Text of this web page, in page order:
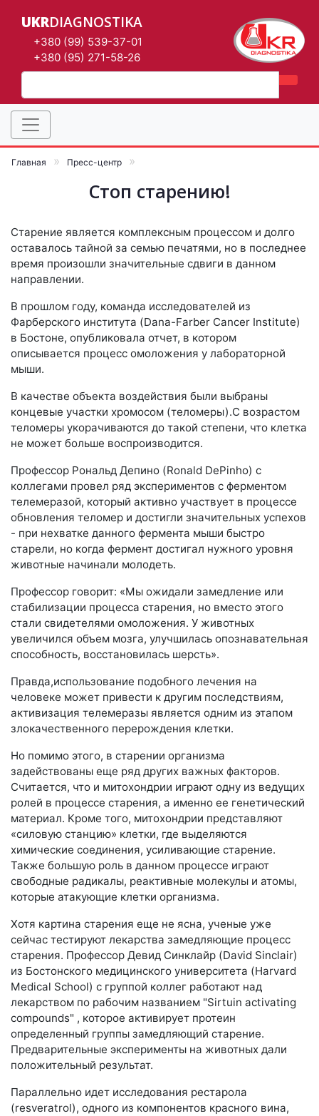
UKRDIAGNOSTIKA
+380 (99) 539-37-01
+380 (95) 271-58-26
Главная Пресс-центр
Стоп старению!
Старение является комплексным процессом и долго
оставалось тайной за семью печатями, но в последнее
время произошли значительные сдвиги в данном
направлении.
В прошлом году, команда исследователей из
Фарберского института (Dana-Farber Cancer Institute)
в Бостоне, опубликовала отчет, в котором
описывается процесс омоложения у лабораторной
мыши.
В качестве объекта воздействия были выбраны
концевые участки хромосом (теломеры).С возрастом
теломеры укорачиваются до такой степени, что клетка
не может больше воспроизводится.
Профессор Рональд Депино (Ronald DePinho) с
коллегами провел ряд экспериментов с ферментом
телемеразой, который активно участвует в процессе
обновления теломер и достигли значительных успехов
- при нехватке данного фермента мыши быстро
старели, но когда фермент достигал нужного уровня
животные начинали молодеть.
Профессор говорит: «Мы ожидали замедление или
стабилизации процесса старения, но вместо этого
стали свидетелями омоложения. У животных
увеличился объем мозга, улучшилась опознавательная
способность, восстановилась шерсть».
Правда,использование подобного лечения на
человеке может привести к другим последствиям,
активизация телемеразы является одним из этапом
злокачественного перерождения клетки.
Но помимо этого, в старении организма
задействованы еще ряд других важных факторов.
Считается, что и митохондрии играют одну из ведущих
ролей в процессе старения, а именно ее генетический
материал. Кроме того, митохондрии представляют
«силовую станцию» клетки, где выделяются
химические соединения, усиливающие старение.
Также большую роль в данном процессе играют
свободные радикалы, реактивные молекулы и атомы,
которые атакующие клетки организма.
Хотя картина старения еще не ясна, ученые уже
сейчас тестируют лекарства замедляющие процесс
старения. Профессор Девид Синклайр (David Sinclair)
из Бостонского медицинского университета (Harvard
Medical School) с группой коллег работают над
лекарством по рабочим названием "Sirtuin activating
compounds" , которое активирует протеин
определенный группы замедляющий старение.
Предварительные эксперименты на животных дали
положительный результат.
Параллельно идет исследования рестарола
(resveratrol), одного из компонентов красного вина,